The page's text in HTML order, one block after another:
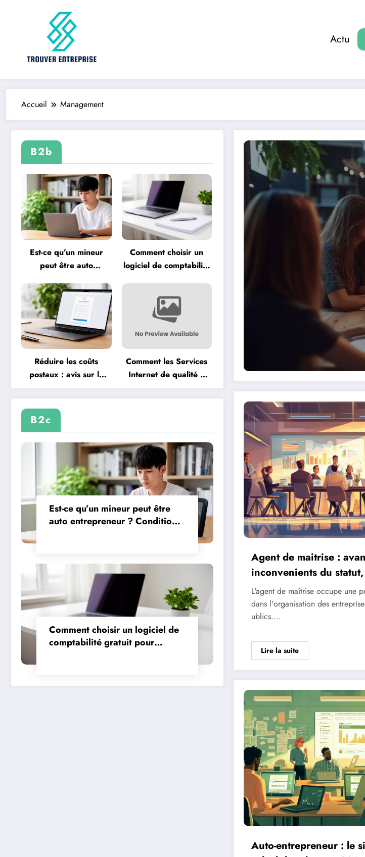
Actu
Accueil Management
B2b
Est-ce qu’un mineur
peut être auto
Conditions et
démarches légales
expliquées
Comment choisir un
logiciel de comptabilité
Réduire les coûts
postaux : avis sur la
solution d’envoi de
lettre recommandée en
ligne
Comment les Services
Internet de qualité à
Bessières avec Click
Internet réduisent la
B2c
Est-ce qu’un mineur peut être
auto entrepreneur ? Conditions
Comment choisir un logiciel de
comptabilité gratuit pour
Agent de maitrise :
inconvenients du
formations pour y
L'agent de maîtrise occupe une
dans l'organisation des
ublics.…
Lire la suite
Auto-entrepreneur : le